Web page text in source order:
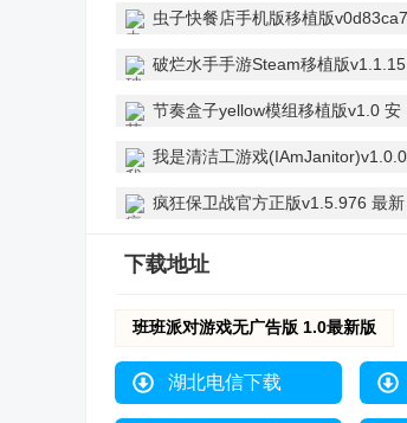
虫子快餐店手机版移植版v0d83ca7
破烂水手手游Steam移植版v1.1.15
节奏盒子yellow模组移植版v1.0 安
我是清洁工游戏(IAmJanitor)v1.0.0
疯狂保卫战官方正版v1.5.976 最新
下载地址
班班派对游戏无广告版 1.0最新版
湖北电信下载